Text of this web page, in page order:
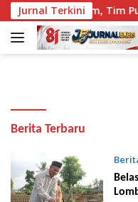
Langsung
ke
konten
Jurnal Terkini
di Mataram, Tim Puma
Jurnal
Berita Terbaru